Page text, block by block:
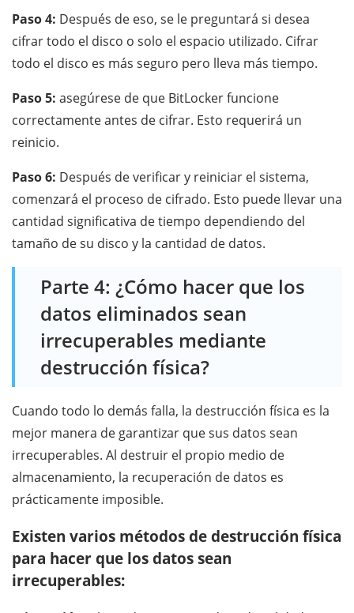
Paso 4: Después de eso, se le preguntará si desea
cifrar todo el disco o solo el espacio utilizado. Cifrar
todo el disco es más seguro pero lleva más tiempo.
Paso 5: asegúrese de que BitLocker funcione
correctamente antes de cifrar. Esto requerirá un
reinicio.
Paso 6: Después de verificar y reiniciar el sistema,
comenzará el proceso de cifrado. Esto puede llevar una
cantidad significativa de tiempo dependiendo del
tamaño de su disco y la cantidad de datos.
Parte 4: ¿Cómo hacer que los
datos eliminados sean
irrecuperables mediante
destrucción física?
Cuando todo lo demás falla, la destrucción física es la
mejor manera de garantizar que sus datos sean
irrecuperables. Al destruir el propio medio de
almacenamiento, la recuperación de datos es
prácticamente imposible.
Existen varios métodos de destrucción física
para hacer que los datos sean
irrecuperables: